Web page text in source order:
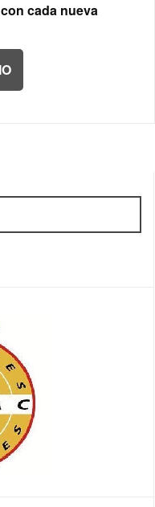
cada nueva